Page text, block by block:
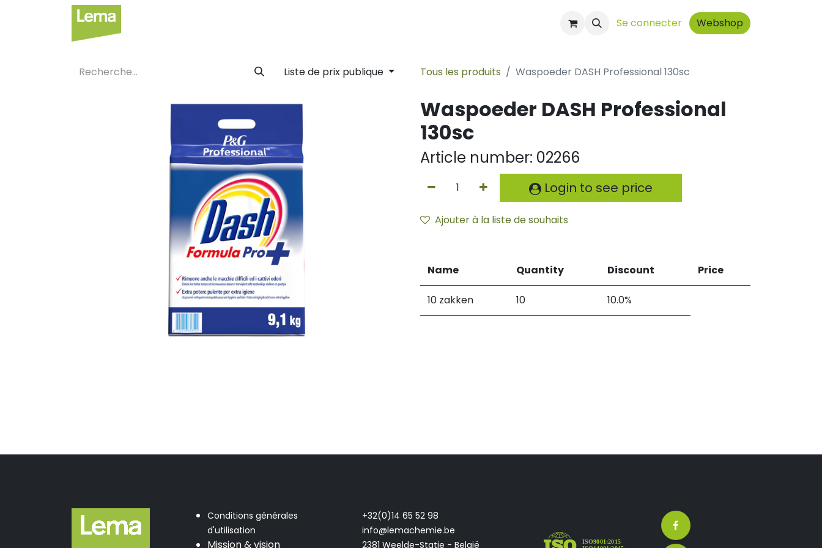
Se connecter Webshop
Liste de prix publique Tous les produits Waspoeder DASH Professional 130sc
Waspoeder DASH Professional
130sc
Article number: 02266
Login to see price
Ajouter à la liste de souhaits
Name Quantity Discount Price
10 zakken 10 10.0%
Conditions générales
d'utilisation
Mission & vision
+32(0)14 65 52 98
info@lemachemie.be
2381 Weelde-Statie - België